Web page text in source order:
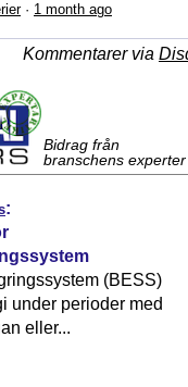
· 1 month ago
Kommentarer via
Bidrag från
branschens experter
:
(BESS)
under perioder med
eller...